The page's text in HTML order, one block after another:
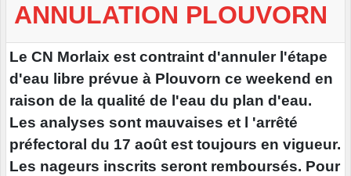
ANNULATION PLOUVORN
Le CN Morlaix est contraint d'annuler l'étape
d'eau libre prévue à Plouvorn ce weekend en
raison de la qualité de l'eau du plan d'eau.
Les analyses sont mauvaises et l 'arrêté
préfectoral du 17 août est toujours en vigueur.
Les nageurs inscrits seront remboursés. Pour